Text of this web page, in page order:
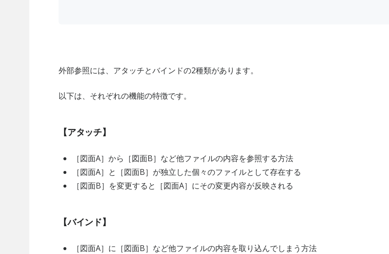
外部参照には、アタッチとバインドの2種類があります。
以下は、それぞれの機能の特徴です。
【アタッチ】
［図面A］から［図面B］など他ファイルの内容を参照する方法
［図面A］と［図面B］が独立した個々のファイルとして存在する
［図面B］を変更すると［図面A］にその変更内容が反映される
【バインド】
［図面A］に［図面B］など他ファイルの内容を取り込んでしまう方法